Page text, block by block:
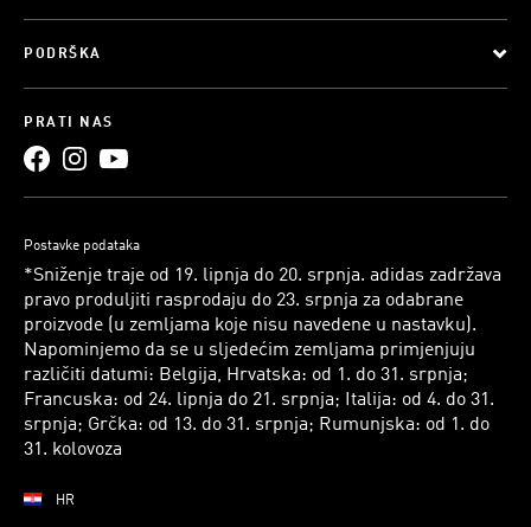
PODRŠKA
PRATI NAS
Postavke podataka
*Sniženje traje od 19. lipnja do 20. srpnja. adidas zadržava
pravo produljiti rasprodaju do 23. srpnja za odabrane
proizvode (u zemljama koje nisu navedene u nastavku).
Napominjemo da se u sljedećim zemljama primjenjuju
različiti datumi: Belgija, Hrvatska: od 1. do 31. srpnja;
Francuska: od 24. lipnja do 21. srpnja; Italija: od 4. do 31.
srpnja; Grčka: od 13. do 31. srpnja; Rumunjska: od 1. do
31. kolovoza
HR